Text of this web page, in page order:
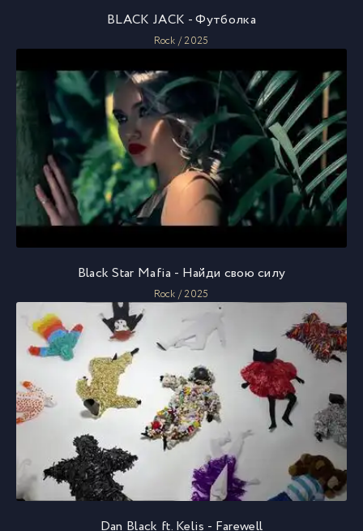
BLACK JACK - Футболка
Rock / 2025
Black Star Mafia - Найди свою силу
Rock / 2025
Dan Black ft. Kelis - Farewell